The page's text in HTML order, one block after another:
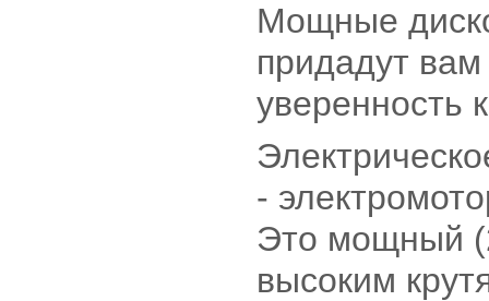
Мощные
придадут
уверенность
-
Это мощный
высоким